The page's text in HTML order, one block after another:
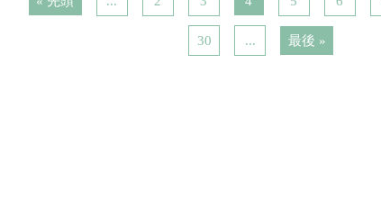
30 ... 最後 »